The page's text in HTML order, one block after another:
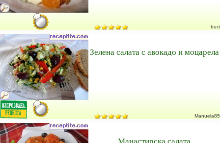
buci
Зелена салата с авокадо и моцарела
Manuela85